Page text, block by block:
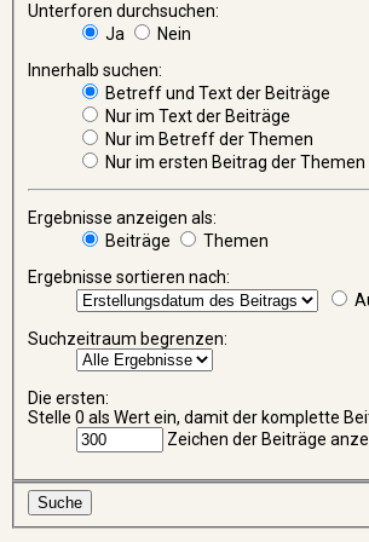
Unterforen durchsuchen:
Ja
Nein
Innerhalb suchen:
Betreff und Text der Beiträge
Nur im Text der Beiträge
Nur im Betreff der Themen
Nur im ersten Beitrag der Themen
Ergebnisse anzeigen als:
Beiträge
Themen
Ergebnisse sortieren nach:
Suchzeitraum begrenzen:
Die ersten:
Stelle 0 als Wert ein, damit der komplette
Zeichen der Beiträge